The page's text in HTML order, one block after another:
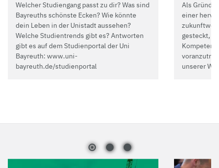
Welcher Studiengang passt zu dir? Was sind
Bayreuths schönste Ecken? Wie könnte
dein Leben in der Unistadt aussehen?
Welche Studientrends gibt es? Antworten
gibt es auf dem Studienportal der Uni
Bayreuth: www.uni-
bayreuth.de/studienportal
Als
einer
gesteckt,
unserer